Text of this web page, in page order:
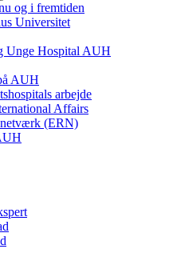
og i fremtiden
Universitet
Unge Hospital AUH
AUH
arbejde
Affairs
(ERN)